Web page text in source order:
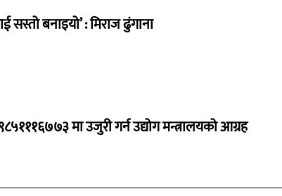
सस्तो बनाइयो’ : मिराज ढुंगाना
मा उजुरी गर्न उद्योग मन्त्रालयको आग्रह